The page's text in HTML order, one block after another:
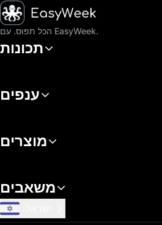
דף הבית
הכל תפוס. עם EasyWeek.
תכונות
ענפים
מוצרים
משאבים